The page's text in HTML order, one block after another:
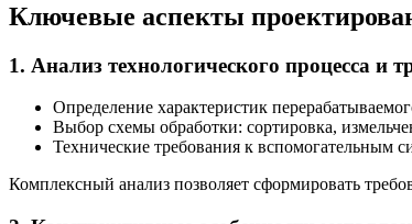
Ключевые аспекты
1. Анализ технологического процесса и
Определение характеристик
Выбор схемы обработки: сортировка,
Технические требования к вспомогательным
Комплексный анализ позволяет сформировать